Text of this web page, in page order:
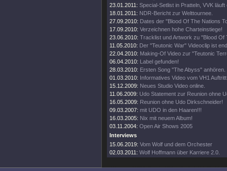
23.01.2011: Special-Setlist in Pratteln, VVK läuft
18.01.2011: NDR-Bericht zur Welttournee.
27.09.2010: Dates der "Blood Of The Nations
17.09.2010: Verzeichnen hohe Charteinstiege!
23.06.2010: Tracklist und Artwork zu "Blood Of
11.05.2010: Der "Teutonic War" Videoclip ist
22.04.2010: Making-Of Video zur "Teutonic
06.04.2010: Label gefunden!
28.03.2010: Ersten Song "The Abyss" anhören.
01.03.2010: Informatives Video vom VH1
15.12.2009: Neues Studio Video online.
11.06.2009: Udo Statement zur Reunion ohne
16.05.2009: Reunion ohne Udo Dirkschneider!
09.03.2007: mit UDO in den Haaren!!!
16.03.2005: Nix mit neuem Album!
03.11.2004: Open Air Shows 2005
Interviews
15.06.2019: Vom Wolf und dem Orchester
02.03.2011: Wolf Hoffmann über Karriere 2.0.